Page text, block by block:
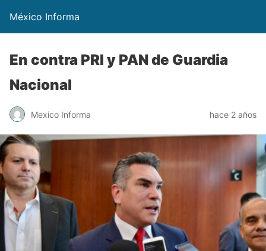
México Informa
En contra PRI y PAN de Guardia
Nacional
Mexico Informa hace 2 años